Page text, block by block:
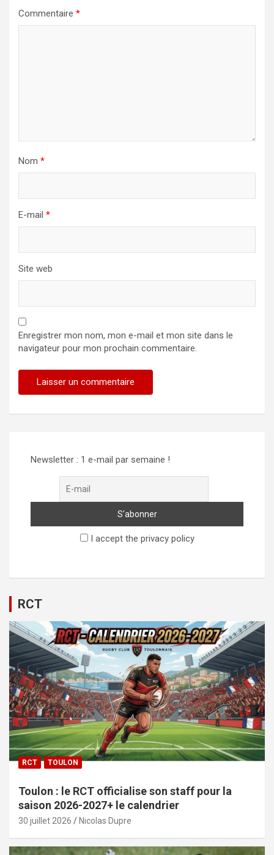
Commentaire *
Nom *
E-mail *
Site web
Enregistrer mon nom, mon e-mail et mon site dans le
navigateur pour mon prochain commentaire.
Newsletter : 1 e-mail par semaine !
I accept the privacy policy
RCT
RCT TOULON
Toulon : le RCT officialise son staff pour la
saison 2026-2027+ le calendrier
30 juillet 2026 Nicolas Dupre